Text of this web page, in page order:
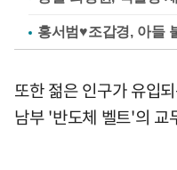
홍서범♥조갑경, 아들
또한 젊은 인구가 유입
남부 '반도체 벨트'의 교